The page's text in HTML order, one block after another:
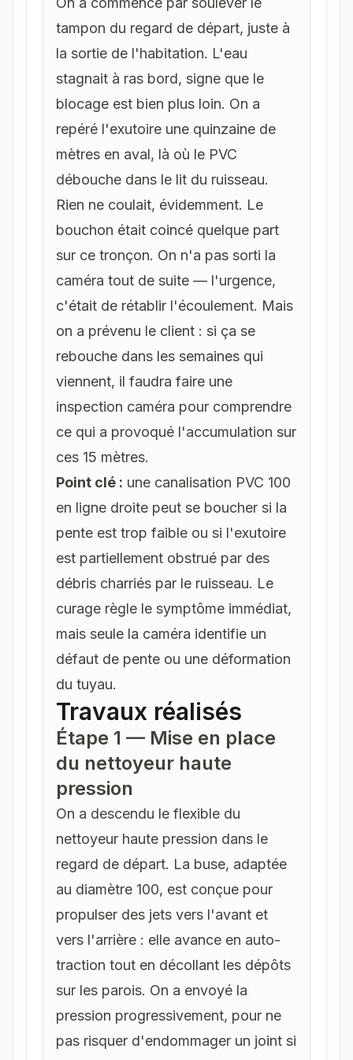
tampon du regard de départ, juste à
la sortie de l'habitation. L'eau
stagnait à ras bord, signe que le
blocage est bien plus loin. On a
repéré l'exutoire une quinzaine de
mètres en aval, là où le PVC
débouche dans le lit du ruisseau.
Rien ne coulait, évidemment. Le
bouchon était coincé quelque part
sur ce tronçon. On n'a pas sorti la
caméra tout de suite — l'urgence,
c'était de rétablir l'écoulement. Mais
on a prévenu le client : si ça se
rebouche dans les semaines qui
viennent, il faudra faire une
inspection caméra pour comprendre
ce qui a provoqué l'accumulation sur
ces 15 mètres.
Point clé : une canalisation PVC 100
en ligne droite peut se boucher si la
pente est trop faible ou si l'exutoire
est partiellement obstrué par des
débris charriés par le ruisseau. Le
curage règle le symptôme immédiat,
mais seule la caméra identifie un
défaut de pente ou une déformation
du tuyau.
Travaux réalisés
Étape 1 — Mise en place
du nettoyeur haute
pression
On a descendu le flexible du
nettoyeur haute pression dans le
regard de départ. La buse, adaptée
au diamètre 100, est conçue pour
propulser des jets vers l'avant et
vers l'arrière : elle avance en auto-
traction tout en décollant les dépôts
sur les parois. On a envoyé la
pression progressivement, pour ne
pas risquer d'endommager un joint si